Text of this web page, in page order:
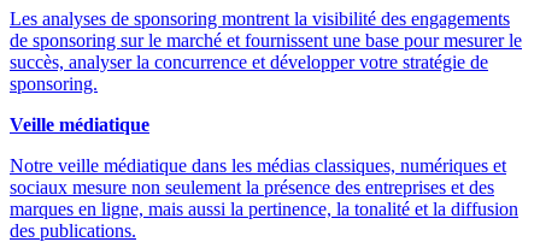
Les analyses de sponsoring montrent la visibilité des engagements
de sponsoring sur le marché et fournissent une base pour mesurer le
succès, analyser la concurrence et développer votre stratégie de
sponsoring.
Veille médiatique
Notre veille médiatique dans les médias classiques, numériques et
sociaux mesure non seulement la présence des entreprises et des
marques en ligne, mais aussi la pertinence, la tonalité et la diffusion
des publications.